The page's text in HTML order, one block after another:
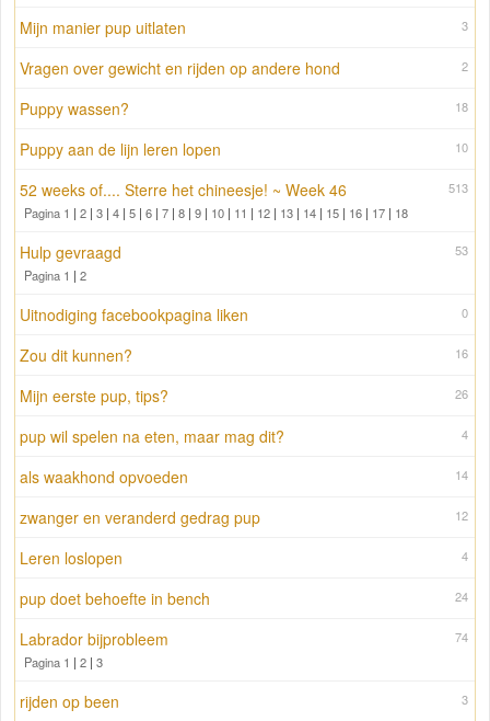
3
Mijn manier pup uitlaten
2
Vragen over gewicht en rijden op andere hond
18
Puppy wassen?
10
Puppy aan de lijn leren lopen
513
52 weeks of.... Sterre het chineesje! ~ Week 46
Pagina 1 | 2 | 3 | 4 | 5 | 6 | 7 | 8 | 9 | 10 | 11 | 12 | 13 | 14 | 15 | 16 | 17 | 18
53
Hulp gevraagd
Pagina 1 | 2
0
Uitnodiging facebookpagina liken
16
Zou dit kunnen?
26
Mijn eerste pup, tips?
4
pup wil spelen na eten, maar mag dit?
14
als waakhond opvoeden
12
zwanger en veranderd gedrag pup
4
Leren loslopen
24
pup doet behoefte in bench
74
Labrador bijprobleem
Pagina 1 | 2 | 3
3
rijden op been